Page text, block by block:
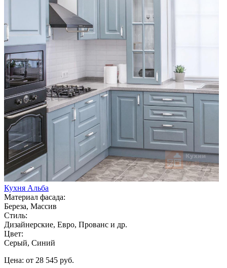
Кухня Альба
Материал фасада:
Береза, Массив
Стиль:
Дизайнерские, Евро, Прованс и др.
Цвет:
Серый, Синий
Цена: от 28 545 руб.